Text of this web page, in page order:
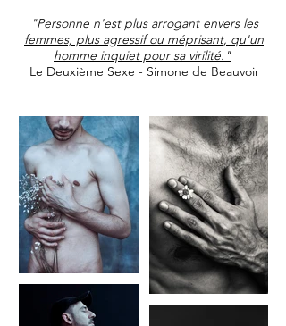
"Personne n'est plus arrogant envers les
femmes, plus agressif ou méprisant, qu'un
homme inquiet pour sa virilité."
Le Deuxième Sexe - Simone de Beauvoir